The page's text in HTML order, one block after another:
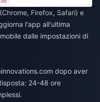
Firefox, Safari) e
l'app all'ultima
dalle impostazioni di
dopo aver
24-48 ore